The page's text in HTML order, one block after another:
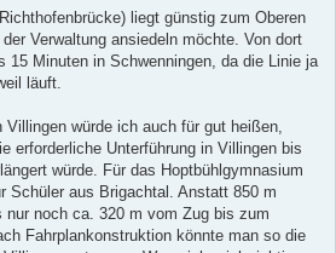
liegt günstig zum Oberen
Verwaltung ansiedeln möchte. Von dort
15 Minuten in Schwenningen, da die Linie ja
läuft.
würde ich auch für gut heißen,
erforderliche Unterführung in Villingen bis
würde. Für das Hoptbühlgymnasium
Schüler aus Brigachtal. Anstatt 850 m
nur noch ca. 320 m vom Zug bis zum
Fahrplankonstruktion könnte man so die